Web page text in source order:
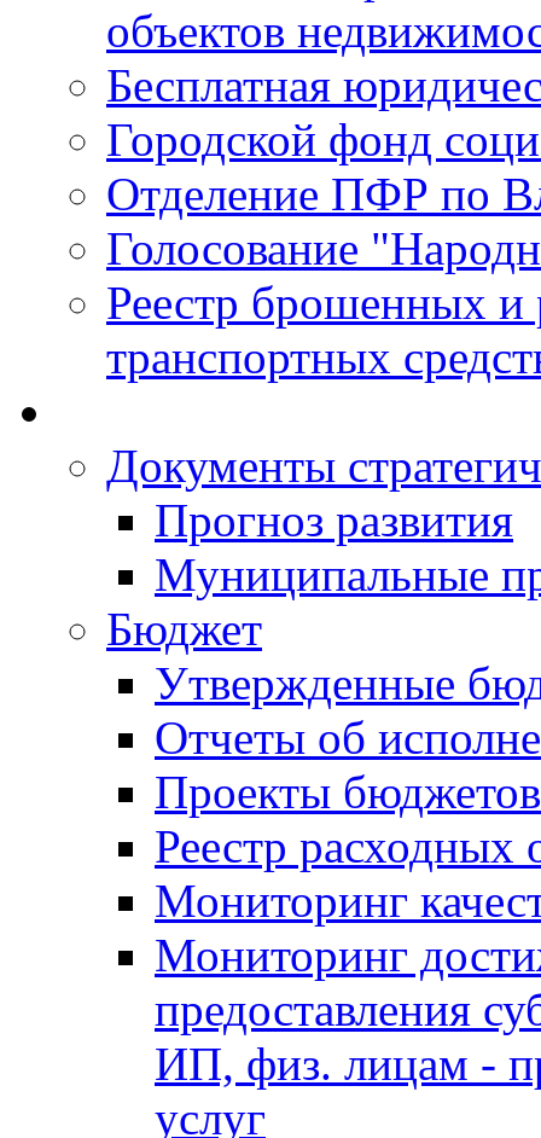
объектов
Бесплатная
Городской фонд
Отделение ПФР по
Голосование
Реестр брошенных и
транспортных
Документы
Прогноз развития
Муниципальные
Бюджет
Утвержденные
Отчеты об
Проекты бюджетов
Реестр расходных
Мониторинг
Мониторинг
предоставления
ИП, физ. лицам -
услуг